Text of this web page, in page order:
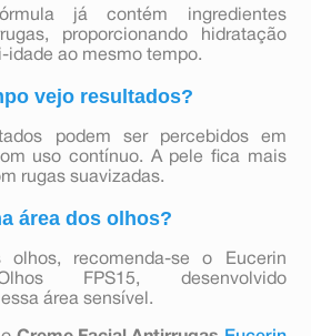
já contém ingredientes
proporcionando hidratação
idade ao mesmo tempo.
vejo resultados?
podem ser percebidos em
uso contínuo. A pele fica mais
rugas suavizadas.
área dos olhos?
recomenda-se o Eucerin
FPS15, desenvolvido
área sensível.